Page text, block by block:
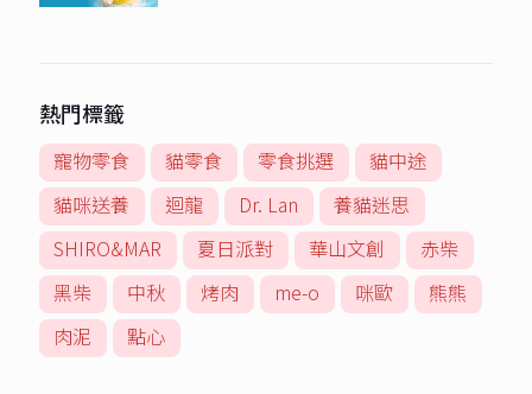
熱門標籤
寵物零食 貓零食 零食挑選
貓中途
貓咪送養
迴龍 Dr. Lan
養貓迷思
SHIRO&MAR
夏日派對 華山文創
赤柴
黑柴
中秋 烤肉 me-o 咪歐
熊熊
肉泥
點心